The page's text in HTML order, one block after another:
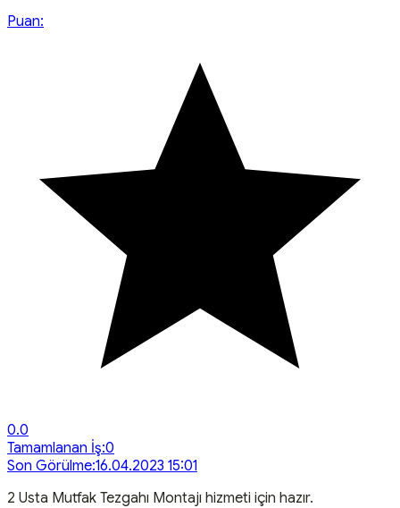
Puan:
0.0
Tamamlanan İş:0
Son Görülme:16.04.2023 15:01
2 Usta Mutfak Tezgahı Montajı hizmeti için hazır.